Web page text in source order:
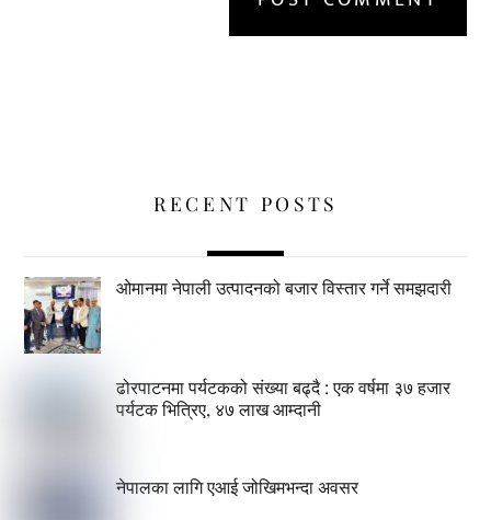
RECENT POSTS
ओमानमा नेपाली उत्पादनको बजार विस्तार गर्ने समझदारी
ढोरपाटनमा पर्यटकको संख्या बढ्दै : एक वर्षमा ३७ हजार
पर्यटक भित्रिए, ४७ लाख आम्दानी
नेपालका लागि एआई जोखिमभन्दा अवसर